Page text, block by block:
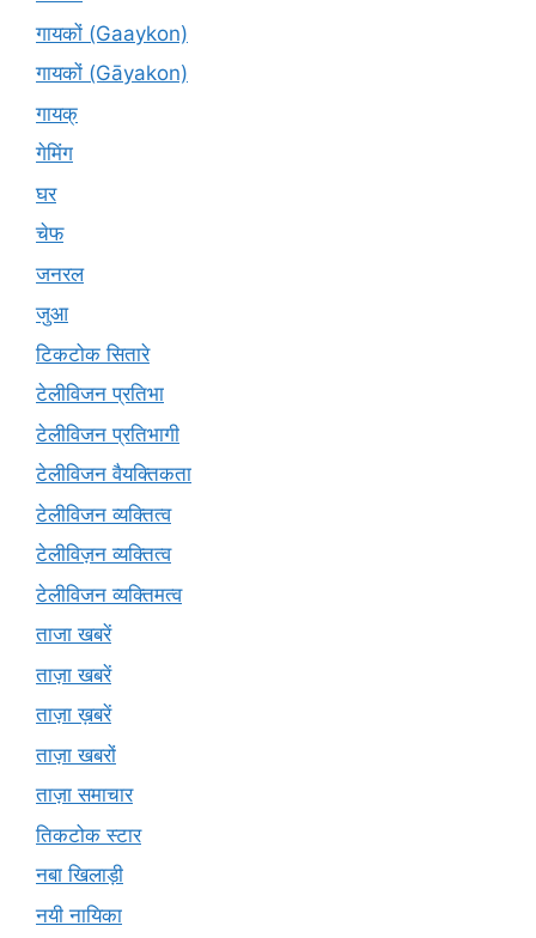
गायकों (Gaaykon)
गायकों (Gāyakon)
गायक्
गेमिंग
घर
चेफ
जनरल
जुआ
टिकटोक सितारे
टेलीविजन प्रतिभा
टेलीविजन प्रतिभागी
टेलीविजन वैयक्तिकता
टेलीविजन व्यक्तित्व
टेलीविज़न व्यक्तित्व
टेलीविजन व्यक्तिमत्व
ताजा खबरें
ताज़ा खबरें
ताज़ा ख़बरें
ताज़ा खबरों
ताज़ा समाचार
तिकटोक स्टार
नबा खिलाड़ी
नयी नायिका